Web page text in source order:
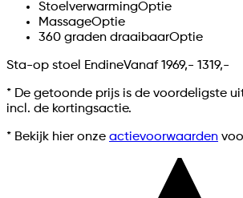
StoelverwarmingOptie
MassageOptie
360 graden draaibaarOptie
Sta-op stoel EndineVanaf 1969,- 1319,-
* De getoonde prijs is de voordeligste
incl. de kortingsactie.
* Bekijk hier onze actievoorwaarden